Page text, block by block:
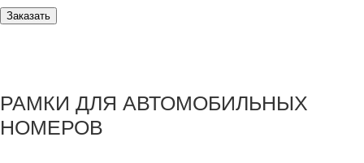
Заказать
РАМКИ ДЛЯ АВТОМОБИЛЬНЫХ
НОМЕРОВ